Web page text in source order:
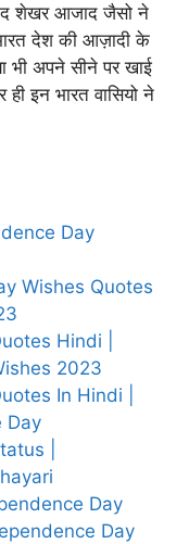
शेखर आजाद जैसो ने
देश की आज़ादी के
भी अपने सीने पर खाई
इन भारत वासियो ने
Day
Wishes Quotes
Hindi |
2023
In Hindi |
Day
|
Day
Day